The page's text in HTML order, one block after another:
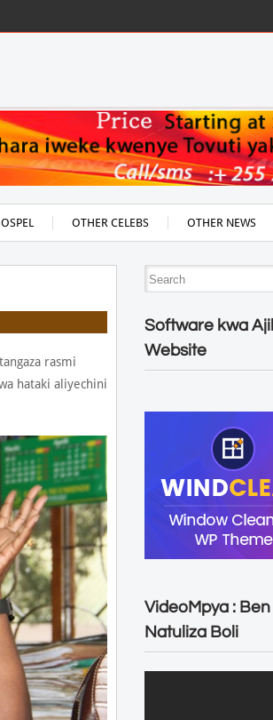
OTHER CELEBS OTHER NEWS
rasmi
hataki aliyechini
Software kwa
Website
VideoMpya :
Natuliza Boli